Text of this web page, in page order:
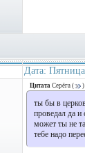
Дата:
Цитата Серёга ( )
ты бы в
проведал да и
может ты не
тебе надо